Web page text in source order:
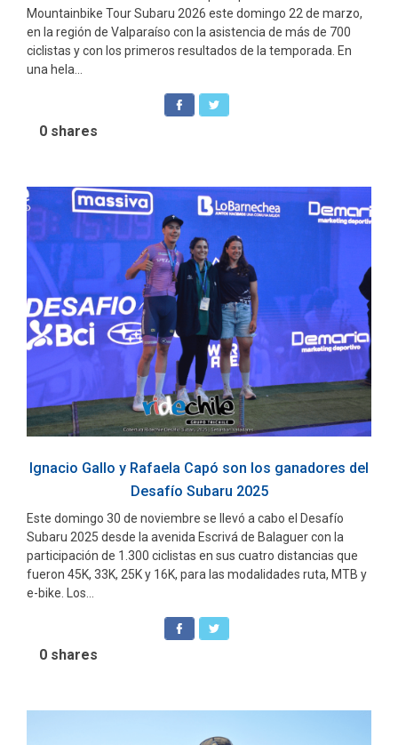
Mountainbike Tour Subaru 2026 este domingo 22 de marzo,
en la región de Valparaíso con la asistencia de más de 700
ciclistas y con los primeros resultados de la temporada. En
una hela...
0 shares
Ignacio Gallo y Rafaela Capó son los ganadores del
Desafío Subaru 2025
Este domingo 30 de noviembre se llevó a cabo el Desafío
Subaru 2025 desde la avenida Escrivá de Balaguer con la
participación de 1.300 ciclistas en sus cuatro distancias que
fueron 45K, 33K, 25K y 16K, para las modalidades ruta, MTB y
e-bike. Los...
0 shares